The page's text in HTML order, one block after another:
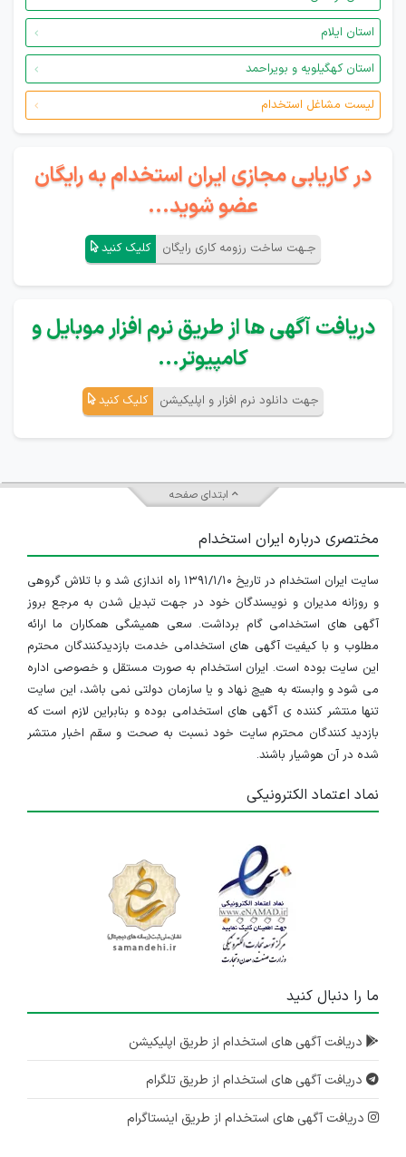
استان ایلام
استان کهگیلویه و بویراحمد
لیست مشاغل استخدام
در کاریابی مجازی ایران استخدام به رایگان
عضو شوید...
جـهت ساخت رزومه کاری رایگان کلیک کنید
دریافت آگهی ها از طریق نرم افزار موبایل و
کامپیوتر...
جهت دانلود نرم افزار و اپلیکیشن کلیک کنید
ابتدای صفحه
مختصری درباره ایران استخدام
سایت ایران استخدام در تاریخ ۱۳۹۱/۱/۱۰ راه اندازی شد و با تلاش گروهی
و روزانه مدیران و نویسندگان خود در جهت تبدیل شدن به مرجع بروز
آگهی های استخدامی گام برداشت. سعی همیشگی همکاران ما ارائه
مطلوب و با کیفیت آگهی های استخدامی خدمت بازدیدکنندگان محترم
این سایت بوده است. ایران استخدام به صورت مستقل و خصوصی اداره
می شود و وابسته به هیچ نهاد و یا سازمان دولتی نمی باشد، این سایت
تنها منتشر کننده ی آگهی های استخدامی بوده و بنابراین لازم است که
بازدید کنندگان محترم سایت خود نسبت به صحت و سقم اخبار منتشر
شده در آن هوشیار باشند.
نماد اعتماد الکترونیکی
ما را دنبال کنید
دریافت آگهی های استخدام از طریق اپلیکیشن
دریافت آگهی های استخدام از طریق تلگرام
دریافت آگهی های استخدام از طریق اینستاگرام